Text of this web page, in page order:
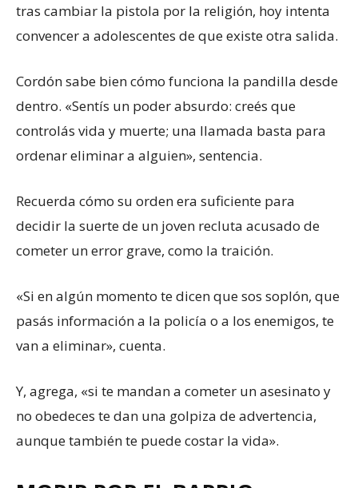
tras cambiar la pistola por la religión, hoy intenta
convencer a adolescentes de que existe otra salida.
Cordón sabe bien cómo funciona la pandilla desde
dentro. «Sentís un poder absurdo: creés que
controlás vida y muerte; una llamada basta para
ordenar eliminar a alguien», sentencia.
Recuerda cómo su orden era suficiente para
decidir la suerte de un joven recluta acusado de
cometer un error grave, como la traición.
«Si en algún momento te dicen que sos soplón, que
pasás información a la policía o a los enemigos, te
van a eliminar», cuenta.
Y, agrega, «si te mandan a cometer un asesinato y
no obedeces te dan una golpiza de advertencia,
aunque también te puede costar la vida».